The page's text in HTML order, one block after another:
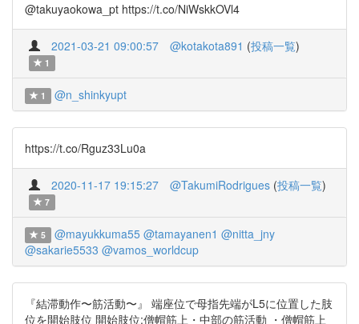
@takuyaokowa_pt https://t.co/NiWskkOVl4
2021-03-21 09:00:57 @kotakota891 (投稿一覧)
1
1 @n_shinkyupt
https://t.co/Rguz33Lu0a
2020-11-17 19:15:27 @TakumiRodrigues (投稿一覧)
7
5 @mayukkuma55 @tamayanen1 @nitta_jny
@sakarie5533 @vamos_worldcup
『結滞動作〜筋活動〜』 端座位で母指先端がL5に位置した肢
位を開始肢位 開始肢位:僧帽筋上・中部の筋活動 ・僧帽筋上